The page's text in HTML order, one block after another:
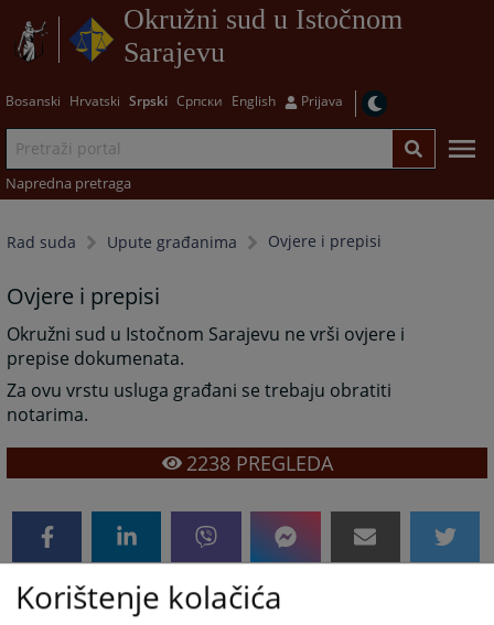
Okružni sud u Istočnom
Sarajevu
Bosanski Hrvatski Srpski Српски English Prijava
Napredna pretraga
Rad suda Upute građanima Ovjere i prepisi
Ovjere i prepisi
Okružni sud u Istočnom Sarajevu ne vrši ovjere i
prepise dokumenata.
Za ovu vrstu usluga građani se trebaju obratiti
notarima.
2238PREGLEDA
Korištenje kolačića